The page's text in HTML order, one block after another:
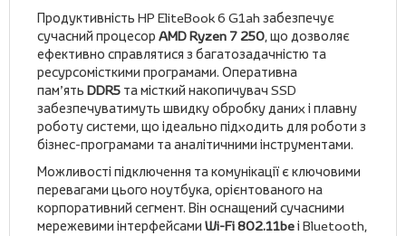
Продуктивність HP EliteBook 6 G1ah забезпечує
сучасний процесор AMD Ryzen 7 250, що дозволяє
ефективно справлятися з багатозадачністю та
ресурсомісткими програмами. Оперативна
пам’ять DDR5 та місткий накопичувач SSD
забезпечуватимуть швидку обробку даних і плавну
роботу системи, що ідеально підходить для роботи з
бізнес-програмами та аналітичними інструментами.
Можливості підключення та комунікації є ключовими
перевагами цього ноутбука, орієнтованого на
корпоративний сегмент. Він оснащений сучасними
мережевими інтерфейсами Wi-Fi 802.11beі Bluetooth,